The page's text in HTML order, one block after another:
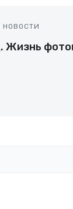
НОВОСТИ
Жизнь